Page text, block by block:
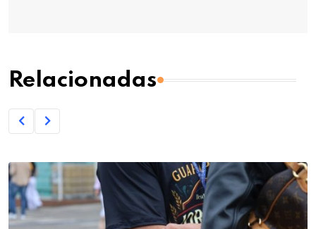
Relacionadas